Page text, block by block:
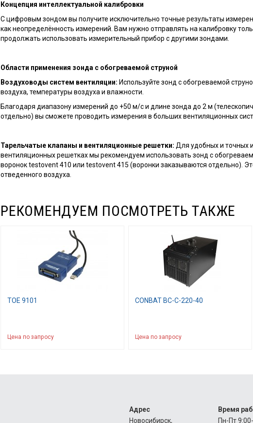
Концепция интеллектуальной калибровки
С цифровым зондом вы получите исключительно точные результаты
как неопределённость измерений. Вам нужно отправлять на калибровку
продолжать использовать измерительный прибор с другими зондами.
Области применения зонда с обогреваемой струной
Воздуховоды систем вентиляции: Используйте зонд с обогреваемой
воздуха, температуры воздуха и влажности.
Благодаря диапазону измерений до +50 м/с и длине зонда до 2 м
отдельно) вы сможете проводить измерения в больших вентиляционных
Тарельчатые клапаны и вентиляционные решетки: Для удобных и точных
вентиляционных решетках мы рекомендуем использовать зонд с
воронок testovent 410 или testovent 415 (воронки заказываются отдельно).
отведенного воздуха.
РЕКОМЕНДУЕМ ПОСМОТРЕТЬ ТАКЖЕ
TOE 9101
Цена по запросу
CONBAT BC-C-220-40
Цена по запросу
Адрес
Новосибирск,
Время
Пн-Пт